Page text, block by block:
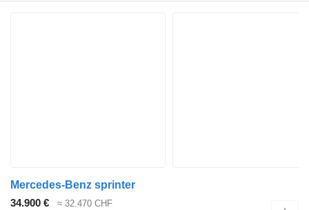
Mercedes-Benz sprinter
34.900 €
≈ 32.470 CHF